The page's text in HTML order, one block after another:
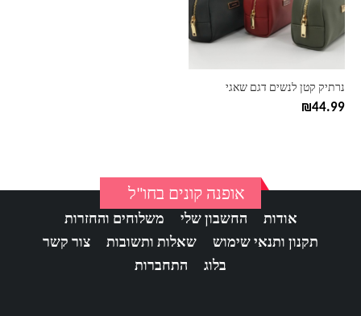
נרתיק קטן לנשים דגם שאגי
₪44.99
ניתן
לבחור
את
אופנה קונים בחו"ל
אודות החשבון שלי
משלוחים והחזרות
תקנון ותנאי שימוש
שאלות ותשובות
צור קשר
בלוג
התחברות